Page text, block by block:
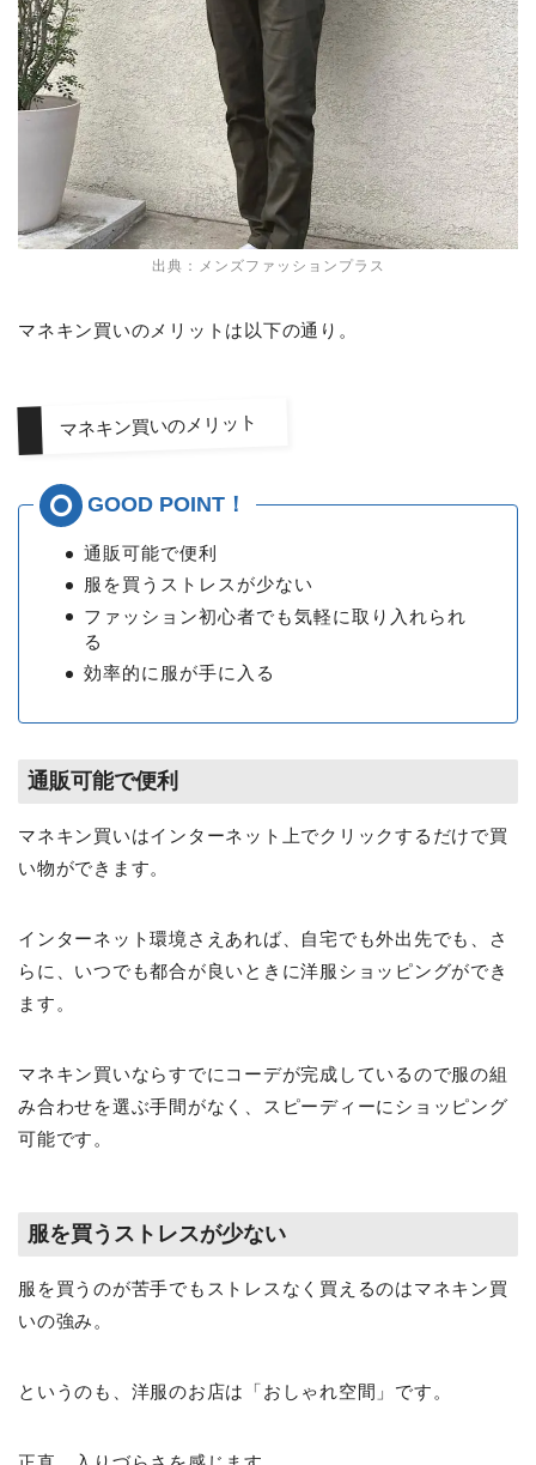
出典：メンズファッションプラス
マネキン買いのメリットは以下の通り。
マネキン買いのメリット
通販可能で便利
服を買うストレスが少ない
ファッション初心者でも気軽に取り入れられ
る
効率的に服が手に入る
通販可能で便利
マネキン買いはインターネット上でクリックするだけで買
い物ができます。
インターネット環境さえあれば、自宅でも外出先でも、さ
らに、いつでも都合が良いときに洋服ショッピングができ
ます。
マネキン買いならすでにコーデが完成しているので服の組
み合わせを選ぶ手間がなく、スピーディーにショッピング
可能です。
服を買うストレスが少ない
服を買うのが苦手でもストレスなく買えるのはマネキン買
いの強み。
というのも、洋服のお店は「おしゃれ空間」です。